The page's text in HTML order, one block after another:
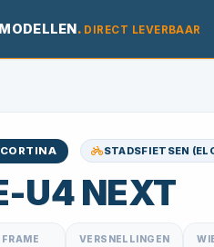
. DIRECT LEVERBAAR
CORTINA STADSFIETSEN
U4 NEXT
FRAME VERSNELLINGEN